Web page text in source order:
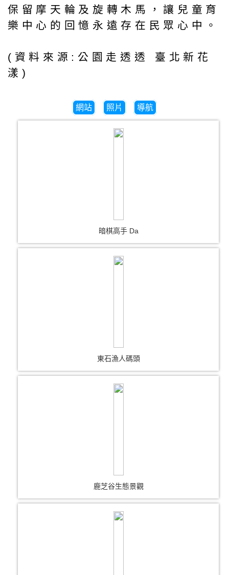
保留摩天輪及旋轉木馬，讓兒童育
樂中心的回憶永遠存在民眾心中。
(資料來源:公園走透透 臺北新花
漾)
網站 照片 導航
暗棋高手 Da
東石漁人碼頭
鹿芝谷生態景觀